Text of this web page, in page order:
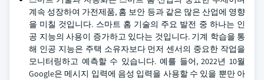
계속 성장하여 가전제품, 홈 보안 등과 같은 많은 산업에 영향
을 미칠 것입니다. 스마트 홈 기술의 주요 발전 중 하나는 인
공 지능의 사용이 증가하고 있다는 것입니다. 기계 학습을 통
해 인공 지능은 주택 소유자보다 먼저 센서의 중요한 작업을
모니터링하고 예측할 수 있습니다. 예를 들어, 2022년 10월
Google은 메시지 입력에 음성 입력을 사용할 수 있을 뿐만 아